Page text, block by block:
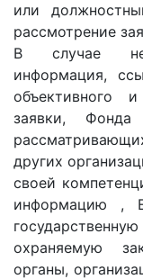
или
рассмотрение
В случае
информация,
объективного
заявки,
других
своей
информацию ,
охраняемую
органы,